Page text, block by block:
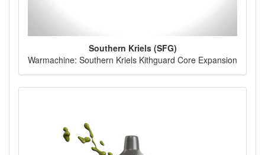
Southern Kriels (SFG)
Warmachine: Southern Kriels Kithguard Core Expansion